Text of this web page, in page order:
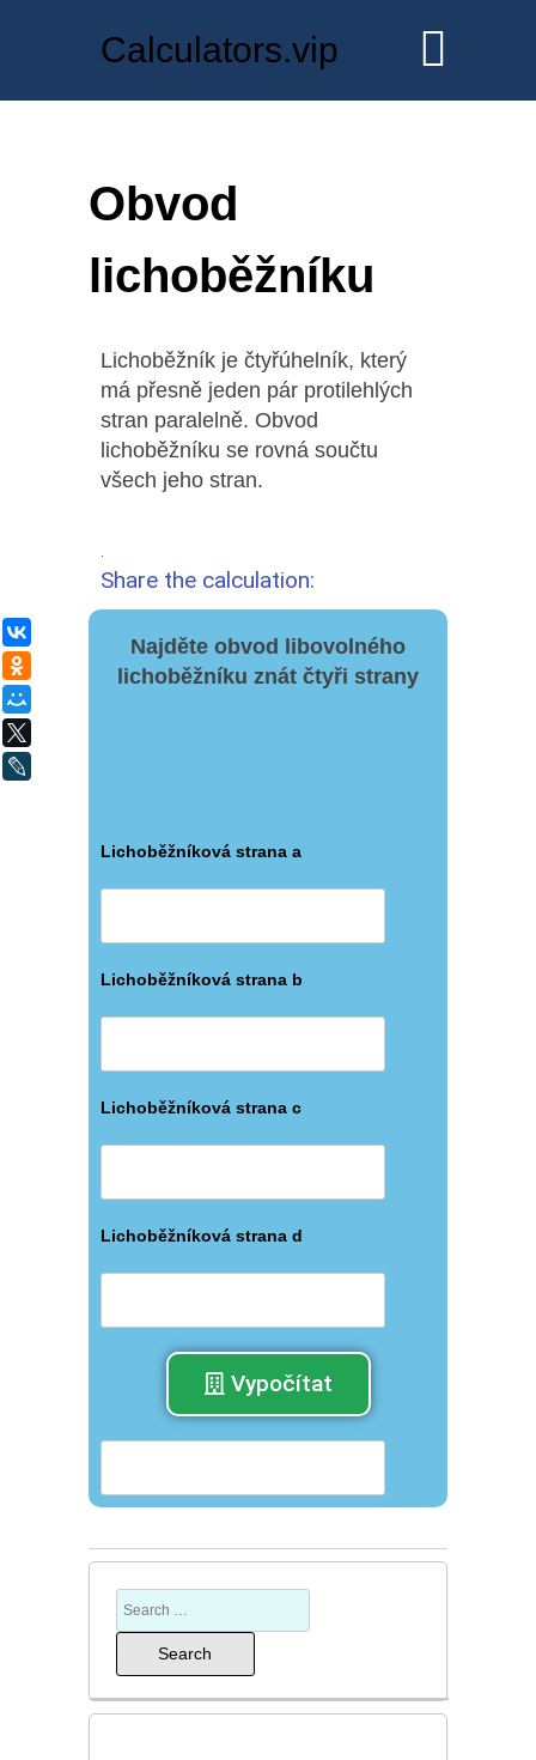
Calculators.vip
Obvod
lichoběžníku
Lichoběžník je čtyřúhelník, který
má přesně jeden pár protilehlých
stran paralelně. Obvod
lichoběžníku se rovná součtu
všech jeho stran.
Share the calculation:
Najděte obvod libovolného
lichoběžníku znát čtyři strany
Lichoběžníková strana a
Lichoběžníková strana b
Lichoběžníková strana c
Lichoběžníková strana d
Vypočítat
Одноклассники